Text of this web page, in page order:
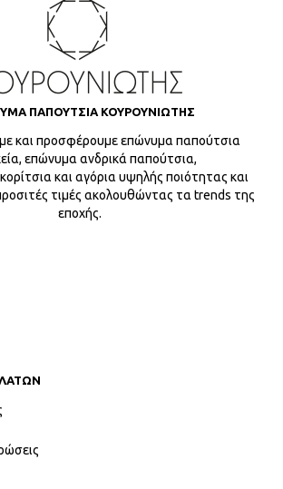
ΠΑΠΟΥΤΣΙΑ ΚΟΥΡΟΥΝΙΩΤΗΣ
και προσφέρουμε επώνυμα παπούτσια
επώνυμα ανδρικά παπούτσια,
και αγόρια υψηλής ποιότητας και
τιμές ακολουθώντας τα trends της
εποχής.